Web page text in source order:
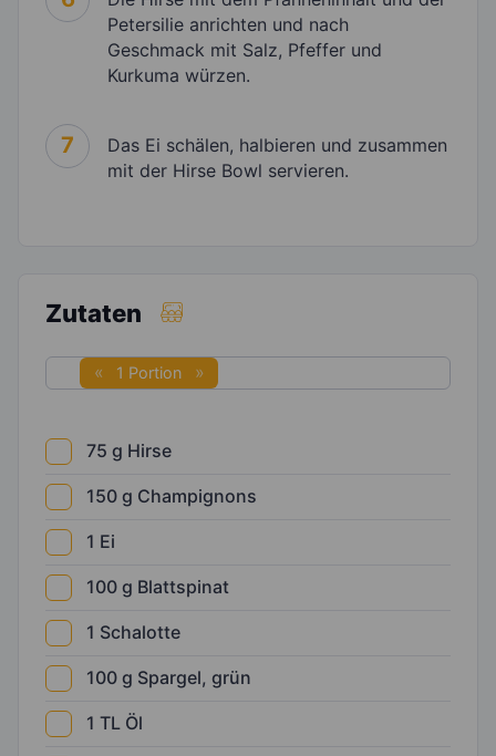
Petersilie anrichten und nach
Geschmack mit Salz, Pfeffer und
Kurkuma würzen.
7
Das Ei schälen, halbieren und zusammen
mit der Hirse Bowl servieren.
Zutaten
1 Portion
75 g Hirse
150 g Champignons
1 Ei
100 g Blattspinat
1 Schalotte
100 g Spargel, grün
1 TL Öl